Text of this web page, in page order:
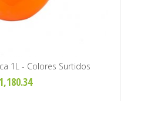
1L - Colores Surtidos